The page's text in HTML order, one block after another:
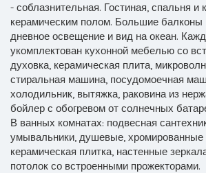
- соблазнительная. Гостиная, спальня и
керамическим полом. Большие балконы
дневное освещение и вид на океан.
укомплектован кухонной мебелью со
духовка, керамическая плита,
стиральная машина, посудомоечная
холодильник, вытяжка, раковина из
бойлер с обогревом от солнечных
В ванных комнатах: подвесная
умывальники, душевые, хромированные
керамическая плитка, настенные
потолок со встроенными прожекторами.